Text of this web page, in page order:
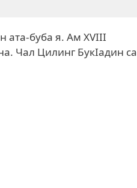
ата-буба я. Ам XVIII
Чал Цилинг БукIадин са